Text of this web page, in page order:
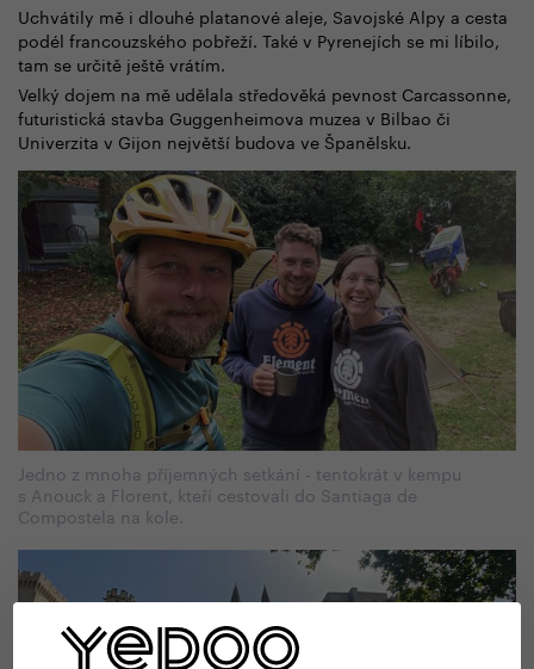
Uchvátily mě i dlouhé platanové aleje, Savojské Alpy a cesta
podél francouzského pobřeží. Také v Pyrenejích se mi líbilo,
tam se určitě ještě vrátím.
Velký dojem na mě udělala středověká pevnost Carcassonne,
futuristická stavba Guggenheimova muzea v Bilbao či
Univerzita v Gijon největší budova ve Španělsku.
Jedno z mnoha příjemných setkání - tentokrát v kempu
s Anouck a Florent, kteří cestovali do Santiaga de
Compostela na kole.